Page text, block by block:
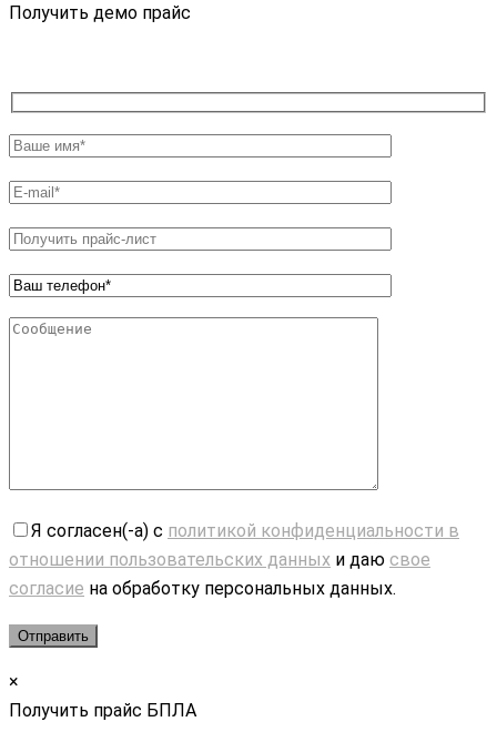
Получить демо прайс
Я согласен(-а) с политикой конфиденциальности в
отношении пользовательских данных и даю свое
согласие на обработку персональных данных.
×
Получить прайс БПЛА